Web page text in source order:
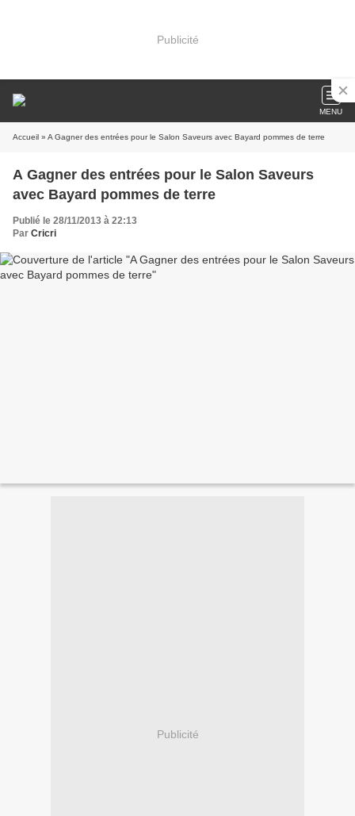
Publicité
MENU
Accueil » A Gagner des entrées pour le Salon Saveurs avec Bayard pommes de terre
A Gagner des entrées pour le Salon Saveurs
avec Bayard pommes de terre
Publié le 28/11/2013 à 22:13
Par Cricri
Publicité